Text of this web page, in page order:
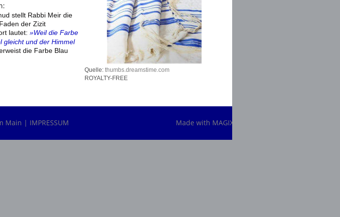
stellt Rabbi Meir die
der Zizit
lautet: »Weil die Farbe
gleicht und der Himmel
die Farbe Blau
Quelle:
thumbs.dreamstime.com
ROYALTY-FREE
Main | IMPRESSUM Made with MAGIX